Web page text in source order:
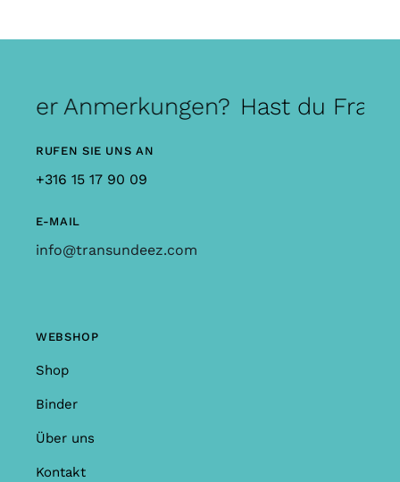
Anmerkungen? Hast du
RUFEN SIE UNS AN
+316 15 17 90 09
E-MAIL
info@transundeez.com
WEBSHOP
Shop
Binder
Über uns
Kontakt